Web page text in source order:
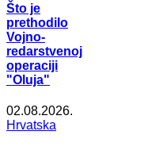
Što je
prethodilo
Vojno-
redarstvenoj
operaciji
"Oluja"
02.08.2026.
Hrvatska